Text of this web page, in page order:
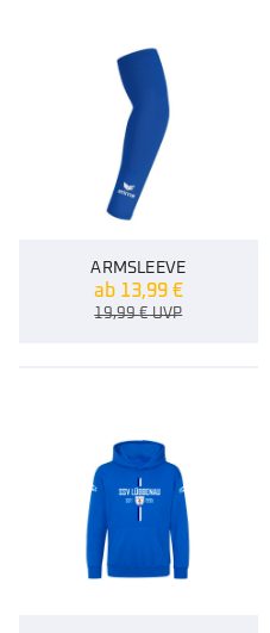
ARMSLEEVE
ab 13,99 €
19,99€UVP